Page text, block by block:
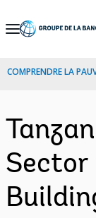
Skip
Navigation
COMPRENDRE LA
Sector